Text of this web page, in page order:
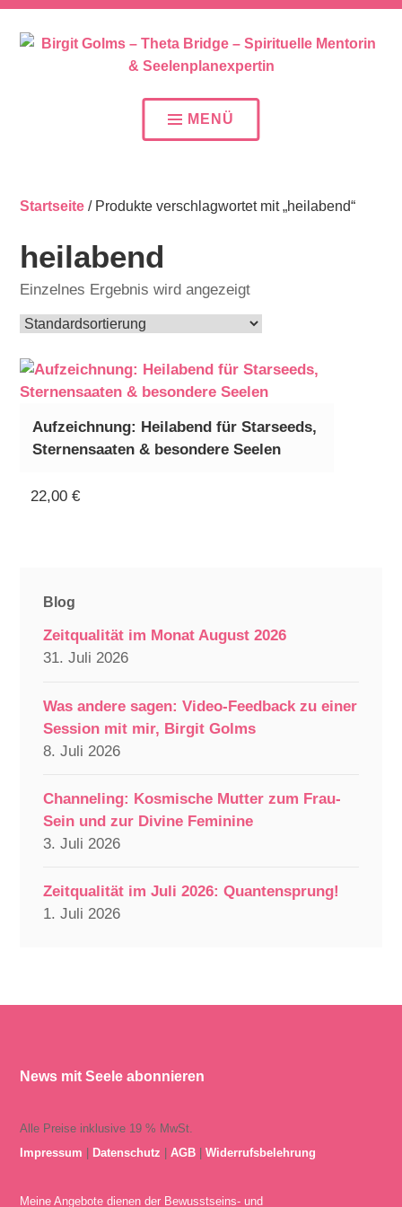
BIRGIT GOLMS – THETA
BRIDGE – SPIRITUELLE
MENTORIN &
MENÜ
Startseite / Produkte verschlagwortet mit „heilabend“
heilabend
Einzelnes Ergebnis wird angezeigt
Aufzeichnung: Heilabend für Starseeds,
Sternensaaten & besondere Seelen
22,00€
Blog
Zeitqualität im Monat August 2026
31. Juli 2026
Was andere sagen: Video-Feedback zu einer
Session mit mir, Birgit Golms
8. Juli 2026
Channeling: Kosmische Mutter zum Frau-
Sein und zur Divine Feminine
3. Juli 2026
Zeitqualität im Juli 2026: Quantensprung!
1. Juli 2026
News mit Seele abonnieren
Alle Preise inklusive 19 % MwSt.
Impressum
Datenschutz |AGB |Widerrufsbelehrung
Meine Angebote dienen der Bewusstseins- und